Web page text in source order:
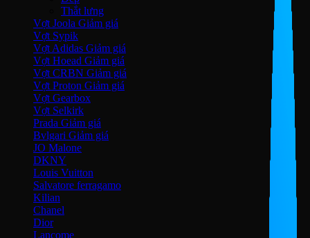
Thắt lưng
Vợt Joola
Vợt Sypik
Vợt Adidas
Vợt Hoead
Vợt CRBN
Vợt Proton
Vợt Gearbox
Vợt Selkirk
Prada
Bvlgari
JO Malone
DKNY
Louis Vuitton
Salvatore ferragamo
Kilian
Chanel
Dior
Lancome